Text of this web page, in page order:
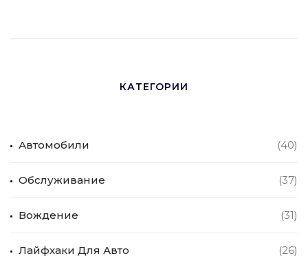
КАТЕГОРИИ
Автомобили (40)
Обслуживание (37)
Вождение (31)
Лайфхаки Для Авто (26)